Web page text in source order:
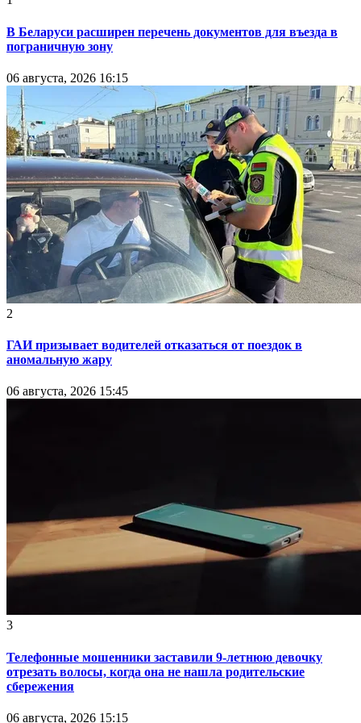
В Беларуси расширен перечень документов для въезда в
пограничную зону
06 августа, 2026 16:15
2
ГАИ призывает водителей отказаться от поездок в
аномальную жару
06 августа, 2026 15:45
3
Телефонные мошенники заставили 9-летнюю девочку
отрезать волосы, когда она не нашла родительские
сбережения
06 августа, 2026 15:15